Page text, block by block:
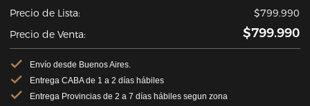
Precio de Lista:
$799.990
Precio de Venta:
$799.990
Envío desde Buenos Aires.
Entrega CABA de 1 a 2 días hábiles
Entrega Provincias de 2 a 7 días hábiles segun zona